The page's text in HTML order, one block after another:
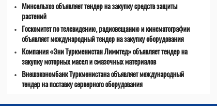
Минсельхоз объявляет тендер на закупку средств защиты
растений
Госкомитет по телевидению, радиовещанию и кинематографии
объявляет международный тендер на закупку оборудования
Компания «Эни Туркменистан Лимитед» объявляет тендер на
закупку моторных масел и смазочных материалов
Внешэкономбанк Туркменистана объявляет международный
тендер на поставку серверного оборудования